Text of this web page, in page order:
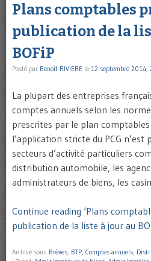
Plans comptables
publication de la
BOFiP
Posté par Benoît RIVIERE le 12 septembre 2014,
La plupart des entreprises
comptes annuels selon les
prescrites par le plan comptables
l’application stricte du PCG n’est
secteurs d’activité particuliers
distribution automobile, les
administrateurs de biens, les
Continue reading ‘Plans
publication de la liste à jour au
Archivé sous Brèves BTP Comptes annuels